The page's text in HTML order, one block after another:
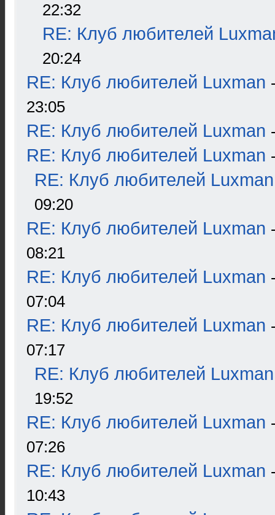
22:32
RE: Клуб любителей
20:24
RE: Клуб любителей Luxman
23:05
RE: Клуб любителей Luxman
RE: Клуб любителей Luxman
RE: Клуб любителей Luxman
09:20
RE: Клуб любителей Luxman
08:21
RE: Клуб любителей Luxman
07:04
RE: Клуб любителей Luxman
07:17
RE: Клуб любителей Luxman
19:52
RE: Клуб любителей Luxman
07:26
RE: Клуб любителей Luxman
10:43